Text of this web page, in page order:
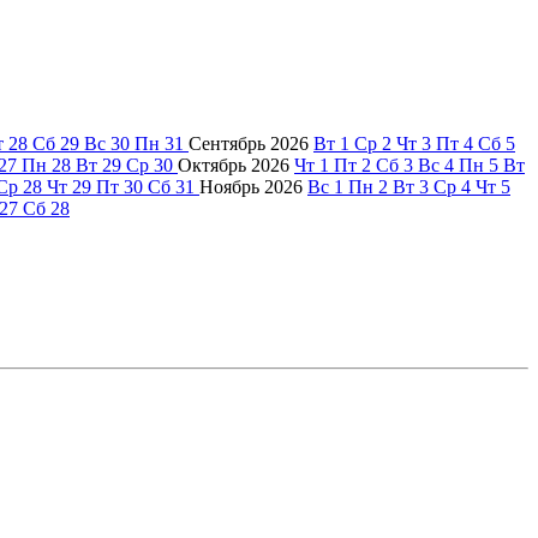
28 Сб 29 Вс 30 Пн 31 Сентябрь 2026 Вт 1 Ср 2 Чт 3 Пт 4 Сб 5
27 Пн 28 Вт 29 Ср 30 Октябрь 2026 Чт 1 Пт 2 Сб 3 Вс 4 Пн 5 Вт
28 Чт 29 Пт 30 Сб 31 Ноябрь 2026 Вс 1 Пн 2 Вт 3 Ср 4 Чт 5
27 Сб 28